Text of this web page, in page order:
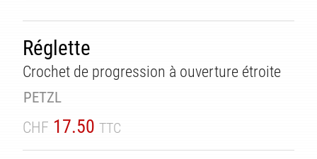
Réglette
Crochet de progression à ouverture étroite
PETZL
CHF 17.50 TTC